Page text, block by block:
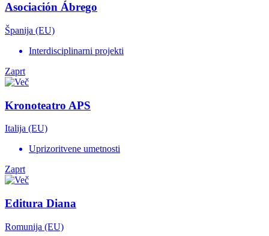
Asociación Ábrego
Španija (EU)
Interdisciplinarni projekti
Zaprt
Kronoteatro APS
Italija (EU)
Uprizoritvene umetnosti
Zaprt
Editura Diana
Romunija (EU)